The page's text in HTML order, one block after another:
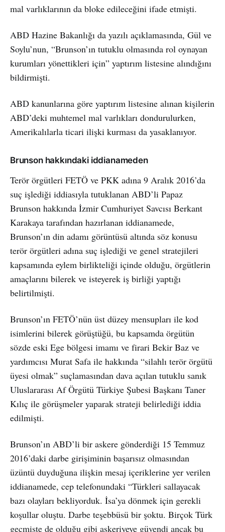
mal varlıklarının da bloke edileceğini ifade etmişti.
ABD Hazine Bakanlığı da yazılı açıklamasında, Gül ve
Soylu’nun, “Brunson’ın tutuklu olmasında rol oynayan
kurumları yönettikleri için” yaptırım listesine alındığını
bildirmişti.
ABD kanunlarına göre yaptırım listesine alınan kişilerin
ABD’deki muhtemel mal varlıkları dondurulurken,
Amerikalılarla ticari ilişki kurması da yasaklanıyor.
Brunson hakkındaki iddianameden
Terör örgütleri FETÖ ve PKK adına 9 Aralık 2016’da
suç işlediği iddiasıyla tutuklanan ABD’li Papaz
Brunson hakkında İzmir Cumhuriyet Savcısı Berkant
Karakaya tarafından hazırlanan iddianamede,
Brunson’ın din adamı görüntüsü altında söz konusu
terör örgütleri adına suç işlediği ve genel stratejileri
kapsamında eylem birlikteliği içinde olduğu, örgütlerin
amaçlarını bilerek ve isteyerek iş birliği yaptığı
belirtilmişti.
Brunson’ın FETÖ’nün üst düzey mensupları ile kod
isimlerini bilerek görüştüğü, bu kapsamda örgütün
sözde eski Ege bölgesi imamı ve firari Bekir Baz ve
yardımcısı Murat Safa ile hakkında “silahlı terör örgütü
üyesi olmak” suçlamasından dava açılan tutuklu sanık
Uluslararası Af Örgütü Türkiye Şubesi Başkanı Taner
Kılıç ile görüşmeler yaparak strateji belirlediği iddia
edilmişti.
Brunson’ın ABD’li bir askere gönderdiği 15 Temmuz
2016’daki darbe girişiminin başarısız olmasından
üzüntü duyduğuna ilişkin mesaj içeriklerine yer verilen
iddianamede, cep telefonundaki “Türkleri sallayacak
bazı olayları bekliyorduk. İsa’ya dönmek için gerekli
koşullar oluştu. Darbe teşebbüsü bir şoktu. Birçok Türk
geçmişte de olduğu gibi askeriyeye güvendi ancak bu